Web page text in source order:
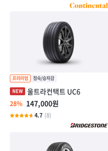
울트라컨택트 UC6
28% 147,000원
4.7 (8)